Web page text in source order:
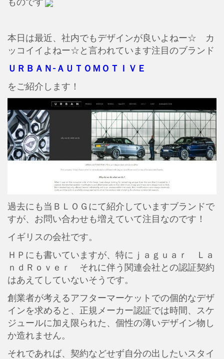
本日は最近、社内でもデザインが良いよねー☆ カ
ッコイイよねー☆と言われています注目のブランド
ＵＲＢＡＮ-ＡＵＴＯＭＯＴＩＶＥ
をご紹介します！
過去にも当ＢＬＯＧにて紹介していますブランドで
すが、お問い合わせも増えていて注目なのです！
イギリスの会社です。
ＨＰにも書いていますが、特にｊａｇｕａｒ Ｌａ
ｎｄＲｏｖｅｒ それに伴う関連会社との認証契約
はあえてしていないそうです。
創業者が考えるアフターマーケットでの個的なデザ
インを求めると、正規メーカー認証では時間、スケ
ジュールに加え限られた、個性の薄いデザイン物し
か造れません。
それであれば、契約などせず自分の出したいスタイ